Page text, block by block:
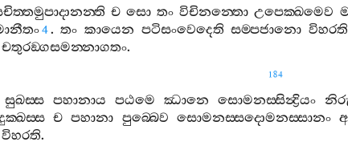
ච සො තං විචිනන‍්තො උපෙක‍්ඛමෙව
4.තං කායෙන පටිසංවෙදෙති සම‍්පජානො විහරති
චතුරඞ‍්ගසමන‍්නාගතං.
184
සුඛස‍්ස පහානාය පඨමෙ ඣානෙ සොමනස‍්සින්‍ද්‍රියං
ච පහානා පුබ‍්බෙව සොමනස‍්සදොමනස‍්සානං
විහරති.